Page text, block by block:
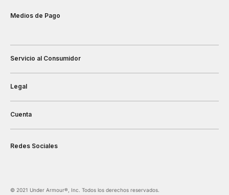
Medios de Pago
Servicio al Consumidor
Legal
Cuenta
Redes Sociales
©️ 2021 Under Armour®️, Inc. Todos los derechos reservados.